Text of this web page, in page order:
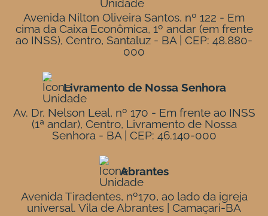
Avenida Nilton Oliveira Santos, nº 122 - Em
cima da Caixa Econômica, 1º andar (em frente
ao INSS), Centro, Santaluz - BA | CEP: 48.880-
000
Livramento de Nossa Senhora
Av. Dr. Nelson Leal, nº 170 - Em frente ao INSS
(1ª andar), Centro, Livramento de Nossa
Senhora - BA | CEP: 46.140-000
Abrantes
Avenida Tiradentes, nº170, ao lado da igreja
universal. Vila de Abrantes | Camaçari-BA